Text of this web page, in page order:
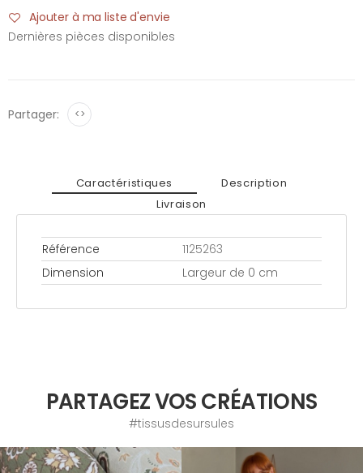
Ajouter à ma liste d'envie
Dernières pièces disponibles
Partager: <>
Caractéristiques
Description
Livraison
Référence
1125263
Dimension
Largeur de 0 cm
PARTAGEZ VOS CRÉATIONS
#tissusdesursules